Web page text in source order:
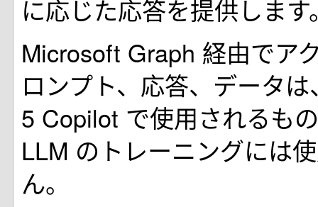
に応じた応答を提供します
Microsoft Graph 経由でア
ロンプト、応答、データ
5 Copilot で使用されるも
LLM のトレーニングには
ん。